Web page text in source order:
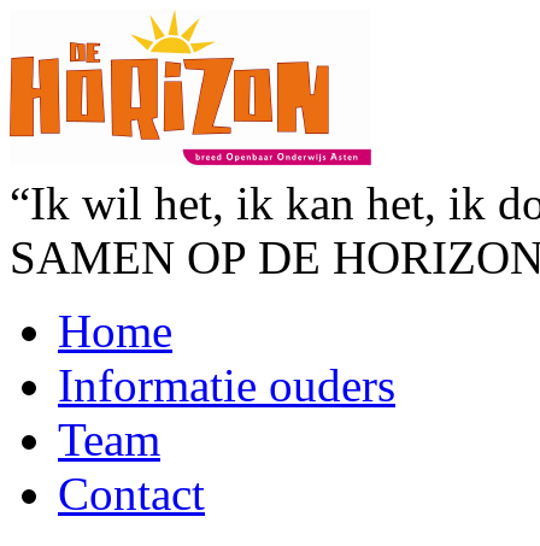
“Ik wil het, ik kan het, ik
SAMEN OP DE
Home
Informatie ouders
Team
Contact